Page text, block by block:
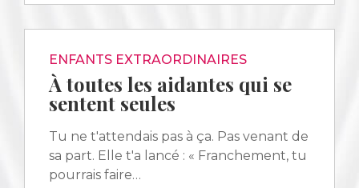
ENFANTS EXTRAORDINAIRES
À toutes les aidantes qui se
sentent seules
Tu ne t'attendais pas à ça. Pas venant de
sa part. Elle t'a lancé : « Franchement, tu
pourrais faire…